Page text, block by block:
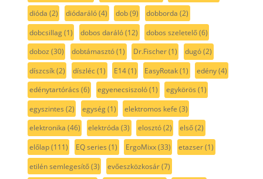
dióda (2) diódaráló(4) dob(9) dobborda (2)
dobcsillag(1) dobos daráló(12) dobos szeletelő(6)
doboz (30) dobtámasztó(1) Dr.Fischer(1) dugó(2)
díszcsík(2) díszléc(1) E14(1) EasyRotak(1) edény(4)
edénytartórács (6) egyenecsiszoló(1) egykörös (1)
egyszintes (2) egység(1) elektromos kefe (3)
elektronika (46) elektróda (3) elosztó(2) első(2)
előlap(111) EQ series (1) ErgoMixx(33) etazser(1)
etilén semlegesítő(3) evőeszközkosár(7)